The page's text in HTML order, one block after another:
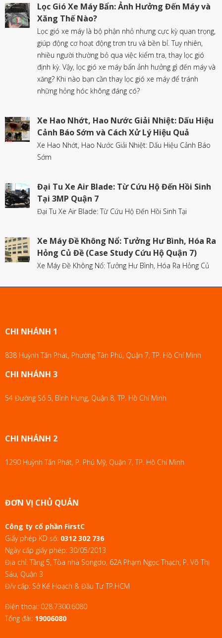
Lọc Gió Xe Máy Bẩn: Ảnh Hưởng Đến Máy và
Xăng Thế Nào?
Lọc gió xe máy là bộ phận nhỏ nhưng cực kỳ quan trọng,
giúp động cơ hoạt động trơn tru và bền bỉ. Tuy nhiên,
nhiều người thường bỏ qua việc kiểm tra, thay lọc gió
định kỳ. Vậy, lọc gió xe máy bẩn ảnh hưởng gì đến máy và
xăng? Khi nào bạn cần thay lọc gió xe máy để tránh
những hỏng hóc không đáng có?
Xe Hao Nhớt, Hao Nước Giải Nhiệt: Dấu Hiệu
Cảnh Báo Sớm và Cách Xử Lý Hiệu Quả
Xe Hao Nhớt, Hao Nước Giải Nhiệt: Dấu Hiệu Cảnh Báo
Sớm
Đại Tu Xe Air Blade: Từ Cứu Hộ Đến Hồi Sinh
Tại 3MP Quận 7
Đại Tu Xe Air Blade: Từ Cứu Hộ Đến Hồi Sinh Tại
Xe Máy Đề Không Nổ: Tưởng Hư Bình, Hóa Ra
Hỏng Củ Đề (Case Study Cứu Hộ Quận 7)
Xe Máy Đề Không Nổ: Tưởng Hư Bình, Hóa Ra Hỏng Củ
CHI NHÁNH 1
838 Huỳnh Tấn Phát, Phường Tân Phú, Quận 7, TP. Hồ Chí Minh
CHI NHÁNH 3
54 Đường Số 5, Bình Hưng, Quận 8, TP. Hồ Chí Minh
CHI NHÁNH 2
1290 Huỳnh Tấn Phát, P. Phú Mỹ, Quận 7, TP. Hồ Chí Minh
ĐƠN VỊ CHỦ QUẢN
Công ty cổ phần FirstC
Giấy phép KD số: 0312 302 736
Ngày cấp giấy phép: 30/05/2013
Địa chỉ: Tầng 5, Tòa nhà Songdo, 62A Phạm Ngọc Thạch, P. Võ Thị
Sáu, Quận 3
Đ/v cấp: Sở Kế Hoạch & Đầu Tư TP.HCM
Điện thoại: 028.7300.6080
Tổng đài: 19006080